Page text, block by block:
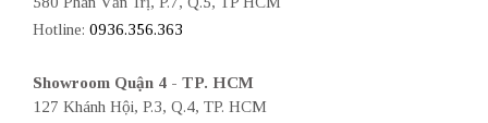
Hotline: 0936.356.363
Showroom Quận 4 - TP. HCM
127 Khánh Hội, P.3, Q.4, TP. HCM